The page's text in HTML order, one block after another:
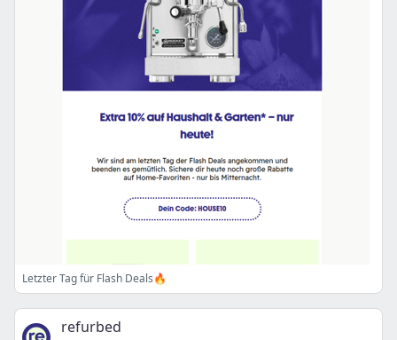
Letzter Tag für Flash Deals🔥
refurbed